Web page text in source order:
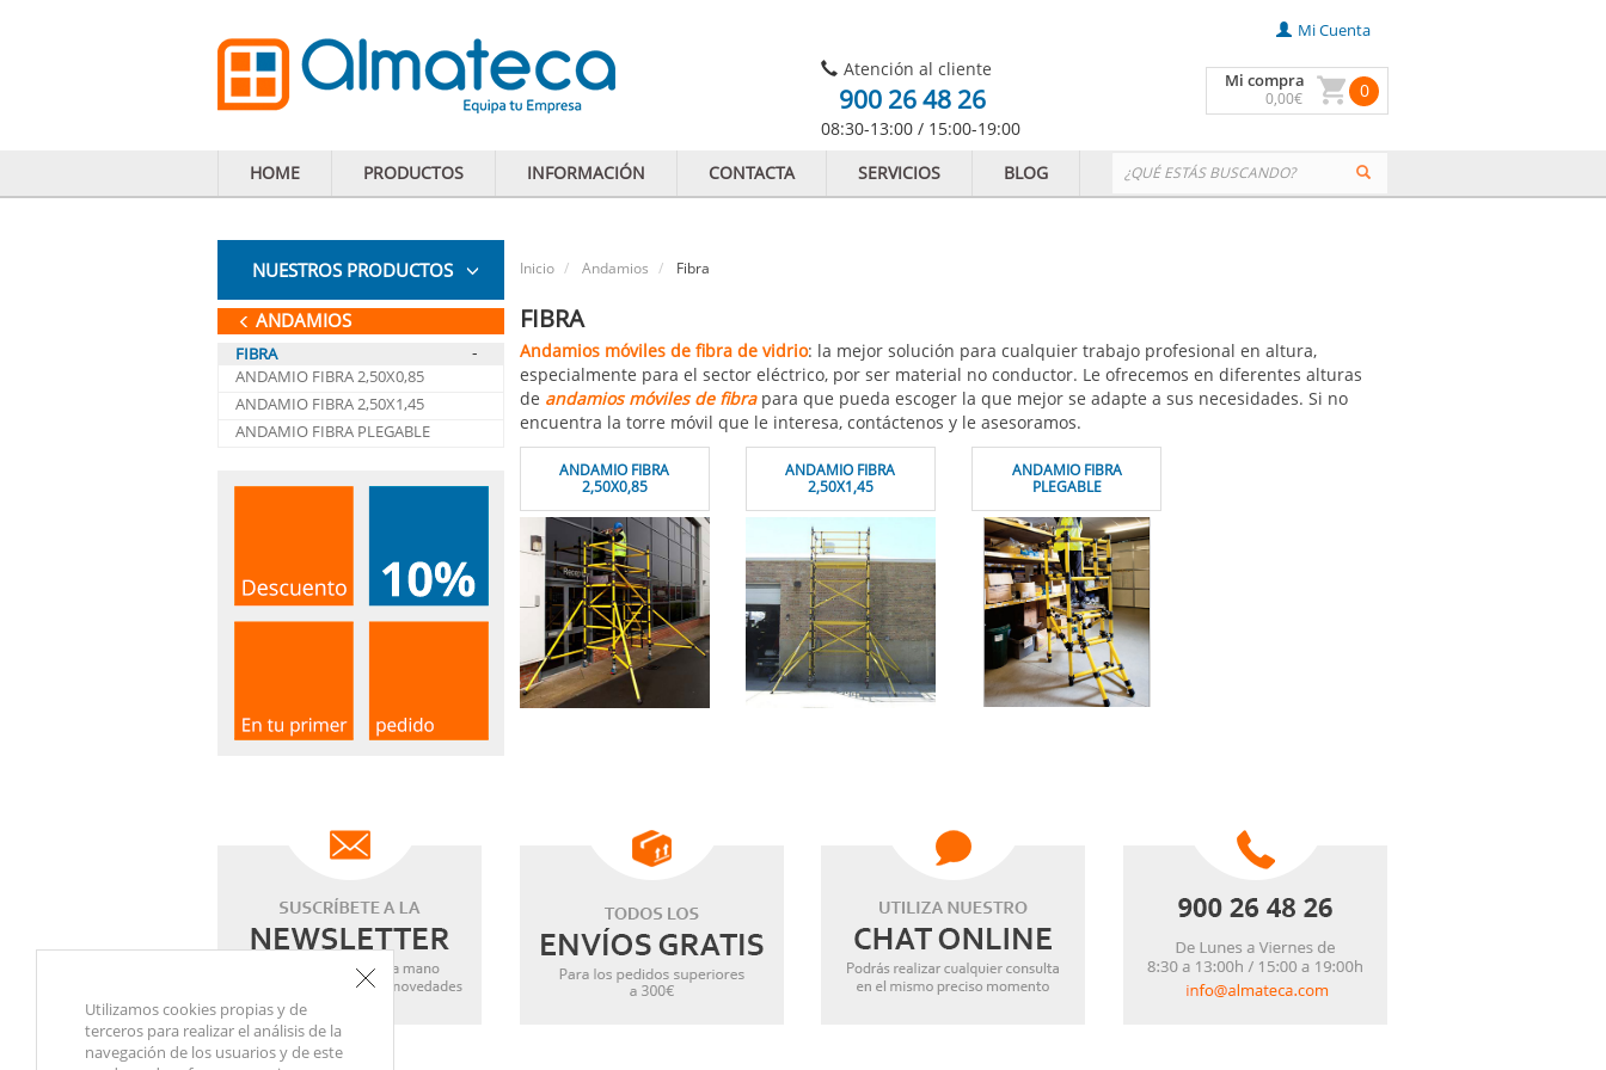
Atención al cliente
900 26 48 26
08:30-13:00 / 15:00-19:00
Mi Cuenta
Mi compra
0,00€ 0
HOME PRODUCTOS INFORMACIÓN CONTACTA SERVICIOS BLOG
NUESTROS PRODUCTOS
ANDAMIOS
FIBRA -
ANDAMIO FIBRA 2,50X0,85
ANDAMIO FIBRA 2,50X1,45
ANDAMIO FIBRA PLEGABLE
Inicio Andamios Fibra
FIBRA
Andamios móviles de fibra de vidrio: la mejor solución para cualquier trabajo profesional en altura,
especialmente para el sector eléctrico, por ser material no conductor. Le ofrecemos en diferentes alturas
de andamios móviles de fibrapara que pueda escoger la que mejor se adapte a sus necesidades. Si no
encuentra la torre móvil que le interesa, contáctenos y le asesoramos.
ANDAMIO FIBRA
2,50X0,85
ANDAMIO FIBRA
2,50X1,45
ANDAMIO FIBRA
PLEGABLE
Utilizamos cookies propias y de
terceros para realizar el análisis de la
navegación de los usuarios y de este